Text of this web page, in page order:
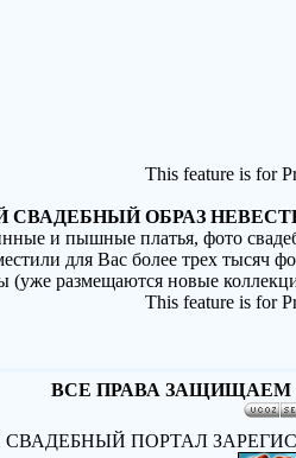
This feature is for
ОБРАЗ НЕВЕСТЫ
и пышные платья, фото
для Вас более трех
(уже размещаются новые
This feature is for
ВСЕ ПРАВА ЗАЩИЩАЕМ ©
ПОРТАЛ